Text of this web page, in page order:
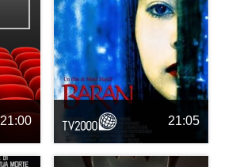
21:00 21:05